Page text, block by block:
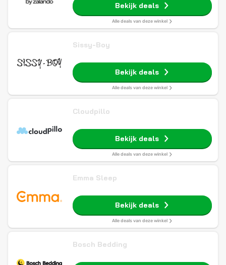
Bekijk deals
Alle deals van deze winkel
Sissy-Boy
Bekijk deals
Alle deals van deze winkel
Cloudpillo
Bekijk deals
Alle deals van deze winkel
Emma Sleep
Bekijk deals
Alle deals van deze winkel
Bosch Bedding